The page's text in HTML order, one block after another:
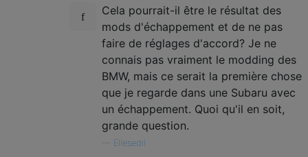
Cela pourrait-il être le résultat des
mods d'échappement et de ne pas
faire de réglages d'accord? Je ne
connais pas vraiment le modding des
BMW, mais ce serait la première chose
que je regarde dans une Subaru avec
un échappement. Quoi qu'il en soit,
grande question.
Ellesedil